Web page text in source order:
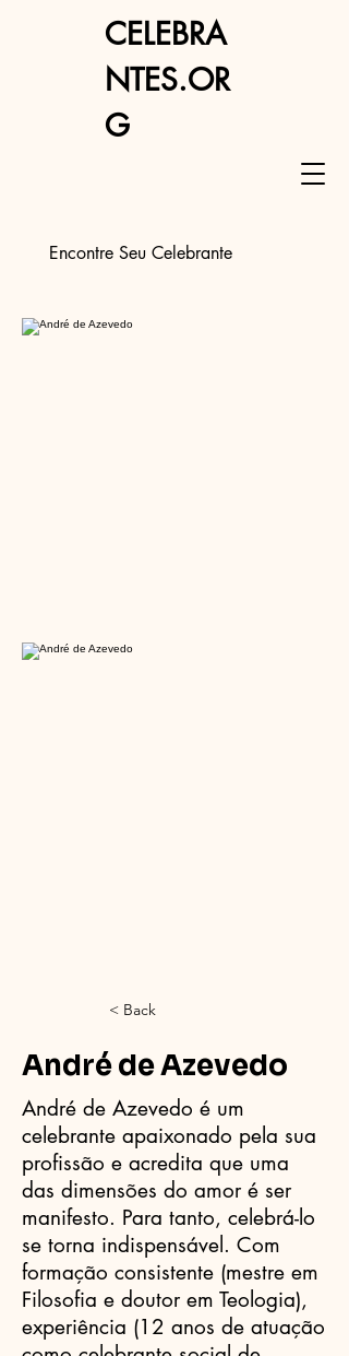
Encontre Seu Celebrante
CELEBRA
NTES.OR
G
< Back
André de Azevedo
André de Azevedo é um
celebrante apaixonado pela sua
profissão e acredita que uma
das dimensões do amor é ser
manifesto. Para tanto, celebrá-lo
se torna indispensável. Com
formação consistente (mestre em
Filosofia e doutor em Teologia),
experiência (12 anos de atuação